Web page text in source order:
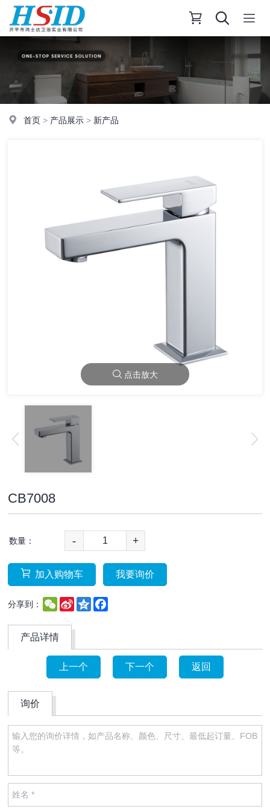
首页 > 产品展示 > 新产品
点击放大
CB7008
数量： - +
加入购物车 我要询价
分享到： WeChat
Sina
Weibo
Qzone
产品详情
上一个 下一个 返回
询价